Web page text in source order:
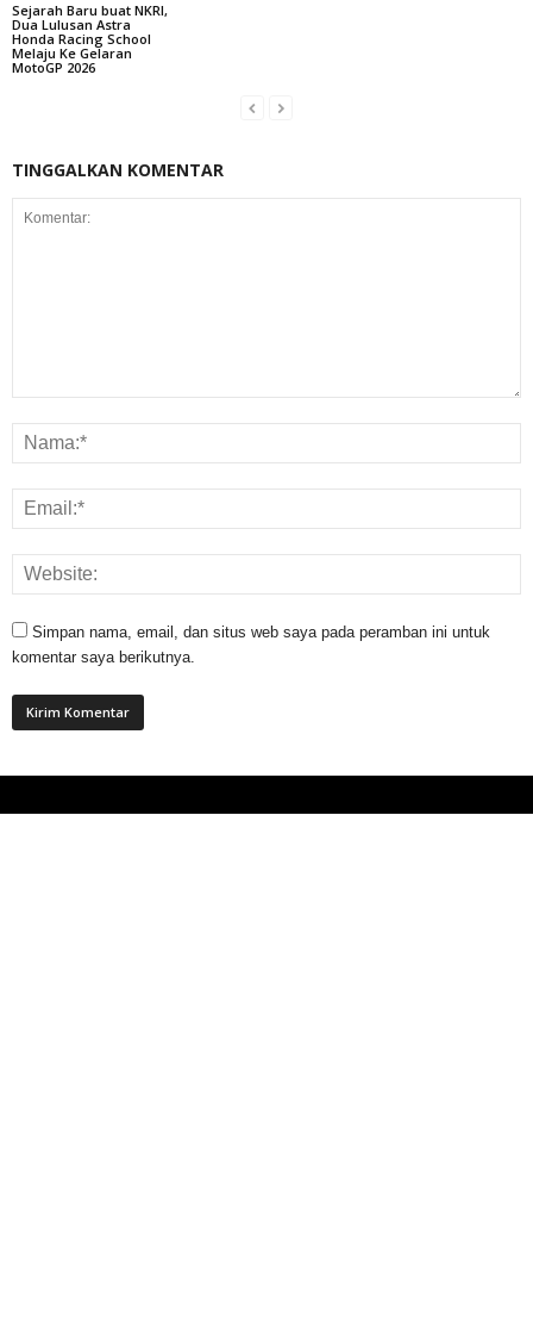
Sejarah Baru buat NKRI,
Dua Lulusan Astra
Honda Racing School
Melaju Ke Gelaran
MotoGP 2026
TINGGALKAN KOMENTAR
Simpan nama, email, dan situs web saya pada peramban ini untuk
komentar saya berikutnya.